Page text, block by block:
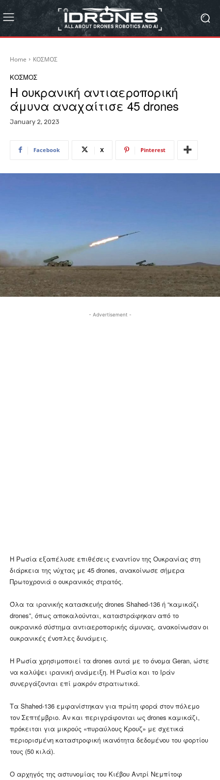
Home ΚΟΣΜΟΣ
ΚΟΣΜΟΣ
Η ουκρανική αντιαεροπορική
άμυνα αναχαίτισε 45 drones
January 2, 2023
Facebook X Pinterest
- Advertisement -
Η Ρωσία εξαπέλυσε επιθέσεις εναντίον της Ουκρανίας στη
διάρκεια της νύχτας με 45 drones, ανακοίνωσε σήμερα
Πρωτοχρονιά ο ουκρανικός στρατός.
Όλα τα ιρανικής κατασκευής drones Shahed-136 ή “καμικάζι
drones”, όπως αποκαλούνται, καταστράφηκαν από το
ουκρανικό σύστημα αντιαεροπορικής άμυνας, ανακοίνωσαν οι
ουκρανικές ένοπλες δυνάμεις.
Η Ρωσία χρησιμοποιεί τα drones αυτά με το όνομα Geran, ώστε
να καλύψει ιρανική ανάμειξη. Η Ρωσία και το Ιράν
συνεργάζονται επί μακρόν στρατιωτικά.
Τα Shahed-136 εμφανίστηκαν για πρώτη φορά στον πόλεμο
τον Σεπτέμβριο. Αν και περιγράφονται ως drones καμικάζι,
πρόκειται για μικρούς «πυραύλους Κρουζ» με σχετικά
περιορισμένη καταστροφική ικανότητα δεδομένου του φορτίου
τους (50 κιλά).
Ο αρχηγός της αστυνομίας του Κιέβου Αντρί Νεμπίτοφ